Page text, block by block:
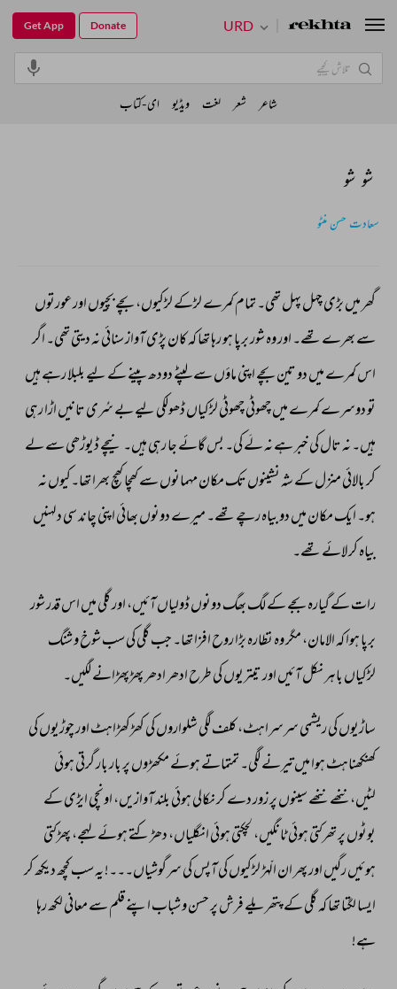
شو شو
سعادت حسن منٹو
گھر میں بڑی چہل پہل تھی۔ تمام کمرے لڑکے لڑکیوں، بچے بچیوں اور عورتوں
سے بھرے تھے۔ اور وہ شور برپا ہو رہا تھا کہ کان پڑی آواز سنائی نہ دیتی تھی۔ اگر
اس کمرے میں دو تین بچے اپنی ماؤں سے لپٹے دودھ پینے کے لیے بلبلا رہے ہیں
تو دوسرے کمرے میں چھوٹی چھوٹی لڑکیاں ڈھولکی لیے بے سُری تانیں اڑا رہی
ہیں۔ نہ تال کی خبر ہے نہ لَے کی۔ بس گائے جا رہی ہیں۔ نیچے ڈیوڑھی سے لے
کر بالائی منزل کے شہ نشینوں تک مکان مہمانوں سے کھچا کھچ بھرا تھا۔کیوں نہ
ہو۔ ایک مکان میں دو بیاہ رچے تھے۔ میرے دونوں بھائی اپنی چاند سی دلہنیں
بیاہ کر لائے تھے۔
رات کے گیارہ بجے کے لگ بھگ دونوں ڈولیاں آئیں، اور گلی میں اس قدر شور
برپا ہوا کہ الامان، مگر وہ نظارہ بڑا روح افزا تھا۔ جب گلی کی سب شوخ و شنگ
لڑکیاں باہر نکل آئیں اور تیتریوں کی طرح ادھر ادھر پھڑپھڑانے لگیں۔
ساڑیوں کی ریشمی سرسراہٹ، کلف لگی شلواروں کی کھڑکھڑاہٹ اور چوڑیوں کی
کھنکھناہٹ ہوا میں تیرنے لگی۔ تمتماتے ہوئے مکھڑوں پر بار بار گرتی ہوئی
لٹیں،ننھے ننھے سینوں پر زور دے کر نکالی ہوئی بلند آوازیں، اونچی ایڑی کے
بوٹوں پر تھرکتی ہوئی ٹانگیں، لچکتی ہوئی انگلیاں، دھڑکتے ہوئے لہجے، پھڑکتی
ہوئیں رگیں اور پھر ان الّہڑ لڑکیوں کی آپس کی سرگوشیاں۔۔۔! یہ سب کچھ دیکھ کر
ایسا لگتا تھا کہ گلی کے پتھریلے فرش پر حسن و شباب اپنے قلم سے معانی لکھ رہا
ہے!
URD
Get App Donate
شاعر شعر لغت ویڈیو ای-کتاب